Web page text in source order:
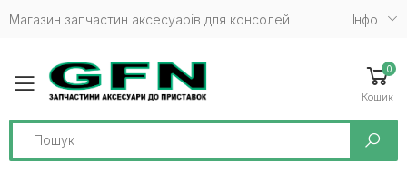
Магазин запчастин аксесуарів для консолей Iнфо
Toggle mobile menu
0
Кошик
Search